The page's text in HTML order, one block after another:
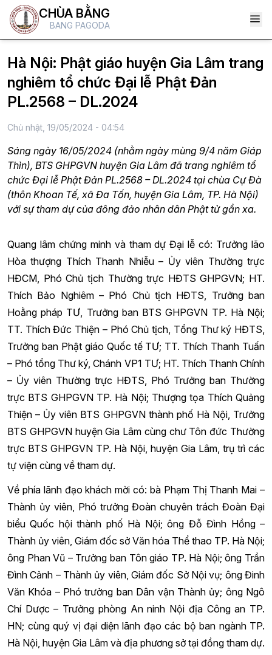
CHÙA BẰNG
BANG PAGODA
Hà Nội: Phật giáo huyện Gia Lâm trang
nghiêm tổ chức Đại lễ Phật Đản
PL.2568 – DL.2024
Chủ nhật, 19/05/2024 - 04:54
Sáng ngày 16/05/2024 (nhằm ngày mùng 9/4 năm Giáp
Thìn), BTS GHPGVN huyện Gia Lâm đã trang nghiêm tổ
chức Đại lễ Phật Đản PL.2568 – DL.2024 tại chùa Cự Đà
(thôn Khoan Tế, xã Đa Tốn, huyện Gia Lâm, TP. Hà Nội)
với sự tham dự của đông đảo nhân dân Phật tử gần xa.
Quang lâm chứng minh và tham dự Đại lễ có: Trưởng lão
Hòa thượng Thích Thanh Nhiễu – Ủy viên Thường trực
HĐCM, Phó Chủ tịch Thường trực HĐTS GHPGVN; HT.
Thích Bảo Nghiêm – Phó Chủ tịch HĐTS, Trưởng ban
Hoằng pháp TƯ, Trưởng ban BTS GHPGVN TP. Hà Nội;
TT. Thích Đức Thiện – Phó Chủ tịch, Tổng Thư ký HĐTS,
Trưởng ban Phật giáo Quốc tế TƯ; TT. Thích Thanh Tuấn
– Phó tổng Thư ký, Chánh VP1 TƯ; HT. Thích Thanh Chính
– Ủy viên Thường trực HĐTS, Phó Trưởng ban Thường
trực BTS GHPGVN TP. Hà Nội; Thượng tọa Thích Quảng
Thiện – Ủy viên BTS GHPGVN thành phố Hà Nội, Trưởng
BTS GHPGVN huyện Gia Lâm cùng chư Tôn đức Thường
trực BTS GHPGVN TP. Hà Nội, huyện Gia Lâm, trụ trì các
tự viện cùng về tham dự.
Về phía lãnh đạo khách mời có: bà Phạm Thị Thanh Mai –
Thành ủy viên, Phó trưởng Đoàn chuyên trách Đoàn Đại
biểu Quốc hội thành phố Hà Nội; ông Đỗ Đình Hồng –
Thành ủy viên, Giám đốc sở Văn hóa Thể thao TP. Hà Nội;
ông Phan Vũ – Trưởng ban Tôn giáo TP. Hà Nội; ông Trần
Đình Cảnh – Thành ủy viên, Giám đốc Sở Nội vụ; ông Đinh
Văn Khóa – Phó trưởng ban Dân vận Thành ủy; ông Ngô
Chí Dược – Trưởng phòng An ninh Nội địa Công an TP.
HN; cùng quý vị đại diện lãnh đạo các bộ ban ngành TP.
Hà Nội, huyện Gia Lâm và địa phương sở tại đồng tham dự.